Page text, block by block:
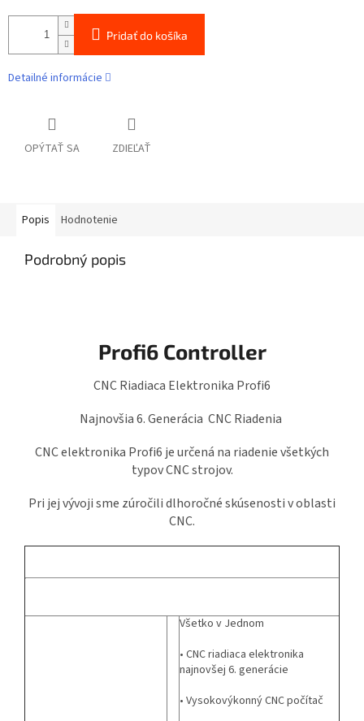
Pridať do košíka
Detailné informácie
OPÝTAŤ SA ZDIEĽAŤ
Popis Hodnotenie
Podrobný popis
Profi6 Controller
CNC Riadiaca Elektronika Profi6
Najnovšia 6. Generácia CNC Riadenia
CNC elektronika Profi6 je určená na riadenie všetkých
typov CNC strojov.
Pri jej vývoji sme zúročili dlhoročné skúsenosti v oblasti
CNC.
Všetko v Jednom
• CNC riadiaca elektronika
najnovšej 6. generácie
• Vysokovýkonný CNC počítač